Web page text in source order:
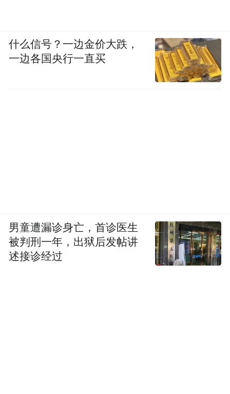
什么信号？一边金价大跌，
一边各国央行一直买
男童遭漏诊身亡，首诊医生
被判刑一年，出狱后发帖讲
述接诊经过